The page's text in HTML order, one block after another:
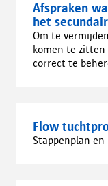
Afspraken
het
Om te
komen te
correct te
Flow
Stappenplan